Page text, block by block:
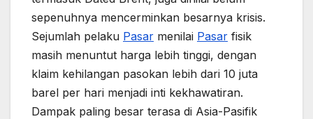
sepenuhnya mencerminkan besarnya krisis.
Sejumlah pelaku Pasar menilai Pasar fisik
masih menuntut harga lebih tinggi, dengan
klaim kehilangan pasokan lebih dari 10 juta
barel per hari menjadi inti kekhawatiran.
Dampak paling besar terasa di Asia-Pasifik